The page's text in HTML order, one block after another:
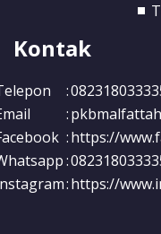
Kontak
:
:
:https://
:
:https://